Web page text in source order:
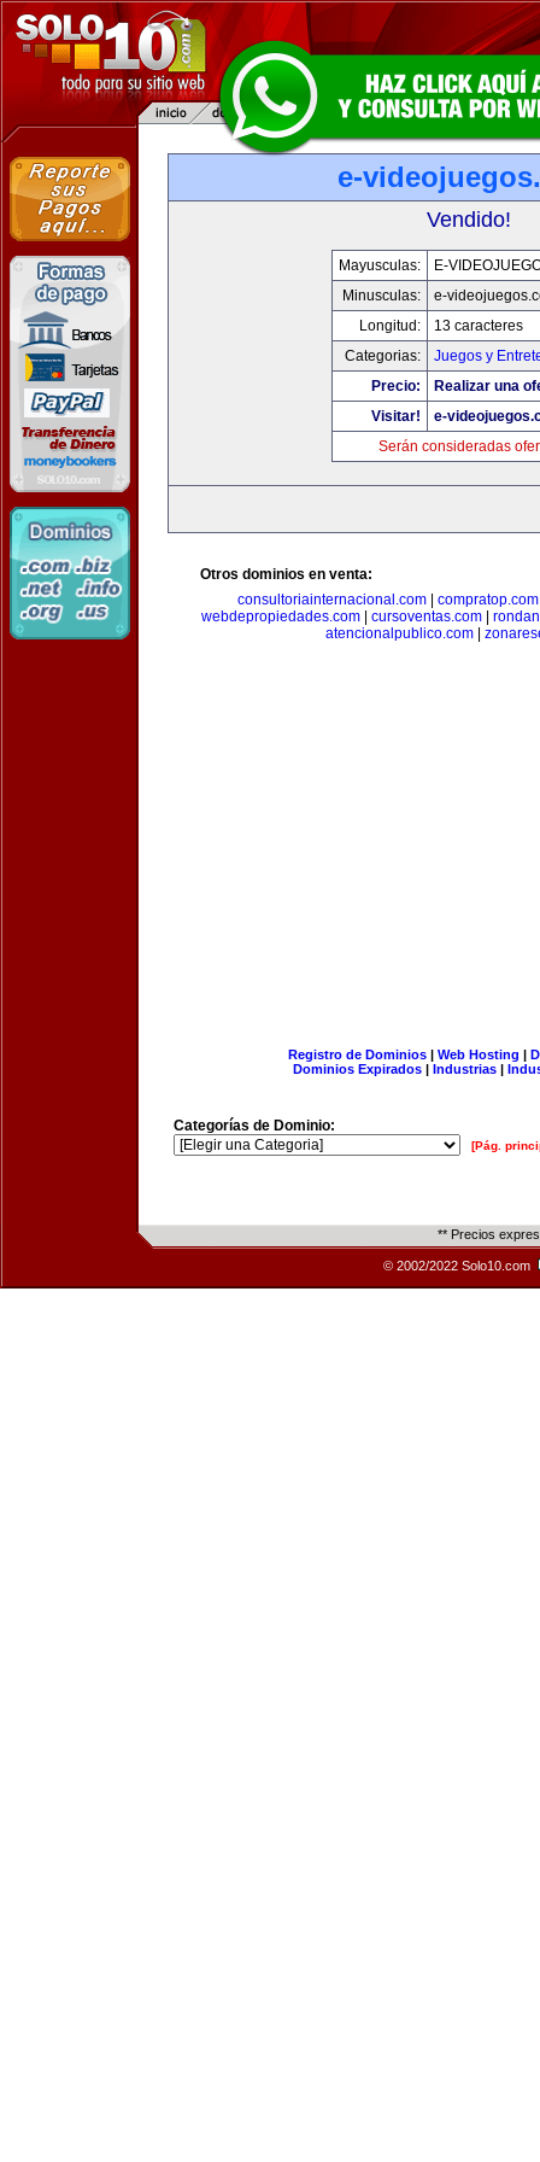
e-
Vendido!
Mayusculas:
E-
Minusculas:
e-
Longitud:
13 caracteres
Categorias:
Juegos y
Precio:
Realizar una
Visitar!
e-
Serán consideradas
Otros dominios en venta:
consultoriainternacional.com
compratop.com
webdepropiedades.com| cursoventas.com|
atencionalpublico.com
Registro de Dominios| Web Hosting |
Dominios Expirados | Industrias |
Categorías de Dominio:
[Pág.
** Precios
© 2002/2022 Solo10.com